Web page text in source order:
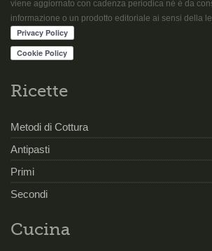
viene aggiornato con cadenza periodica né è da
informazione o un prodotto editoriale ai sensi della
Ricette
Metodi di Cottura
Antipasti
Primi
Secondi
Cucina